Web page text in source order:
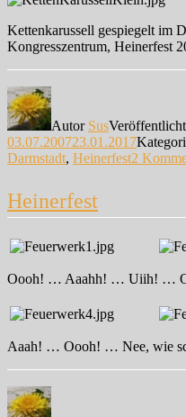
Kettenkarussell gespiegelt im
Kongresszentrum, Heinerfest
Autor Sus
03.07.200723.01.2017
Darmstadt, Heinerfest2
Heinerfest
Oooh! … Aaahh! … Uiih! …
Aaah! … Oooh! … Nee, wie